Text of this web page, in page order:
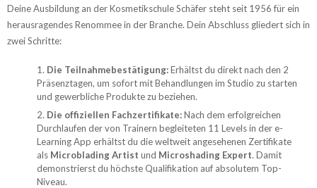
Deine Ausbildung an der Kosmetikschule Schäfer steht seit 1956 für ein
herausragendes Renommee in der Branche. Dein Abschluss gliedert sich in
zwei Schritte:
Die Teilnahmebestätigung:Erhältst du direkt nach den 2
Präsenztagen, um sofort mit Behandlungen im Studio zu starten
und gewerbliche Produkte zu beziehen.
Die offiziellen Fachzertifikate:Nach dem erfolgreichen
Durchlaufen der von Trainern begleiteten 11 Levels in der e-
Learning App erhältst du die weltweit angesehenen Zertifikate
als Microblading Artist und Microshading Expert. Damit
demonstrierst du höchste Qualifikation auf absolutem Top-
Niveau.